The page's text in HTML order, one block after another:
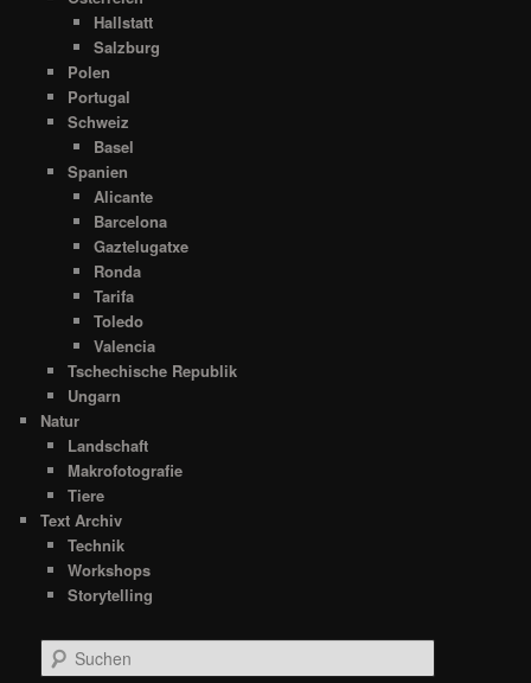
Hallstatt
Salzburg
Polen
Portugal
Schweiz
Basel
Spanien
Alicante
Barcelona
Gaztelugatxe
Ronda
Tarifa
Toledo
Valencia
Tschechische Republik
Ungarn
Natur
Landschaft
Makrofotografie
Tiere
Text Archiv
Technik
Workshops
Storytelling
u